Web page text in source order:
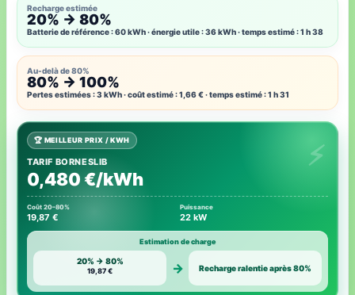
Recharge estimée
20% → 80%
Batterie de référence : 60 kWh · énergie utile : 36 kWh · temps estimé : 1 h 38
Au-delà de 80%
80% → 100%
Pertes estimées : 3 kWh · coût estimé : 1,66 € · temps estimé : 1 h 31
🏆 MEILLEUR PRIX / KWH
TARIF BORNESLIB
0,480 €/kWh
Coût 20–80%
19,87 €
Puissance
22 kW
Estimation de charge
20% → 80%
19,87 € → Recharge ralentie après 80%